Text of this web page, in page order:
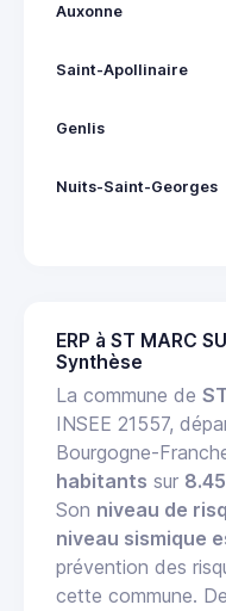
Auxonne
Saint-Apollinaire
Genlis
Nuits-Saint-Georges
ERP à ST MARC
Synthèse
La commune de
INSEE 21557,
Bourgogne-
habitants sur
Son niveau de
niveau sismique
prévention des
cette commune.